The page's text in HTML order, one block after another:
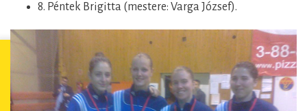
8. Péntek Brigitta (mestere: Varga József).